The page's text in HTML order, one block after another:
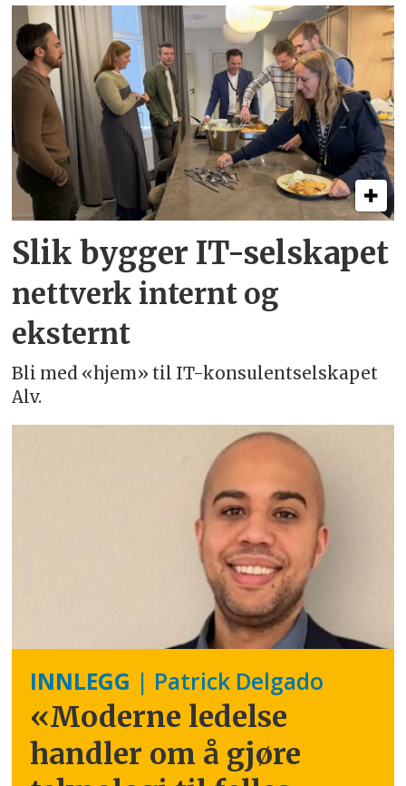
Slik bygger IT-selskapet
nettverk internt og
eksternt
Bli med «hjem» til IT-konsulentselskapet
Alv.
INNLEGG | Patrick Delgado
«Moderne ledelse
handler om å gjøre